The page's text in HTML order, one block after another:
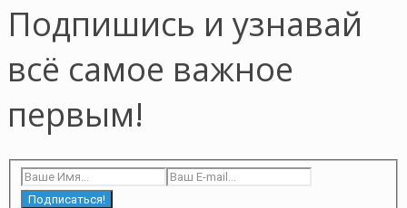
Подпишись и узнавай
всё самое важное
первым!
Подписаться!